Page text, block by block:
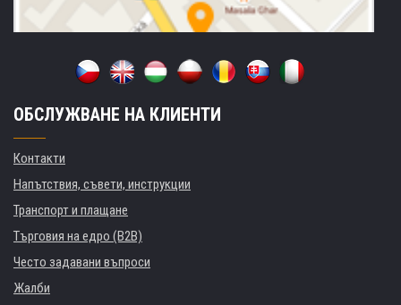
ОБСЛУЖВАНЕ НА КЛИЕНТИ
Контакти
Напътствия, съвети, инструкции
Транспорт и плащане
Търговия на едро (B2B)
Често задавани въпроси
Жалби